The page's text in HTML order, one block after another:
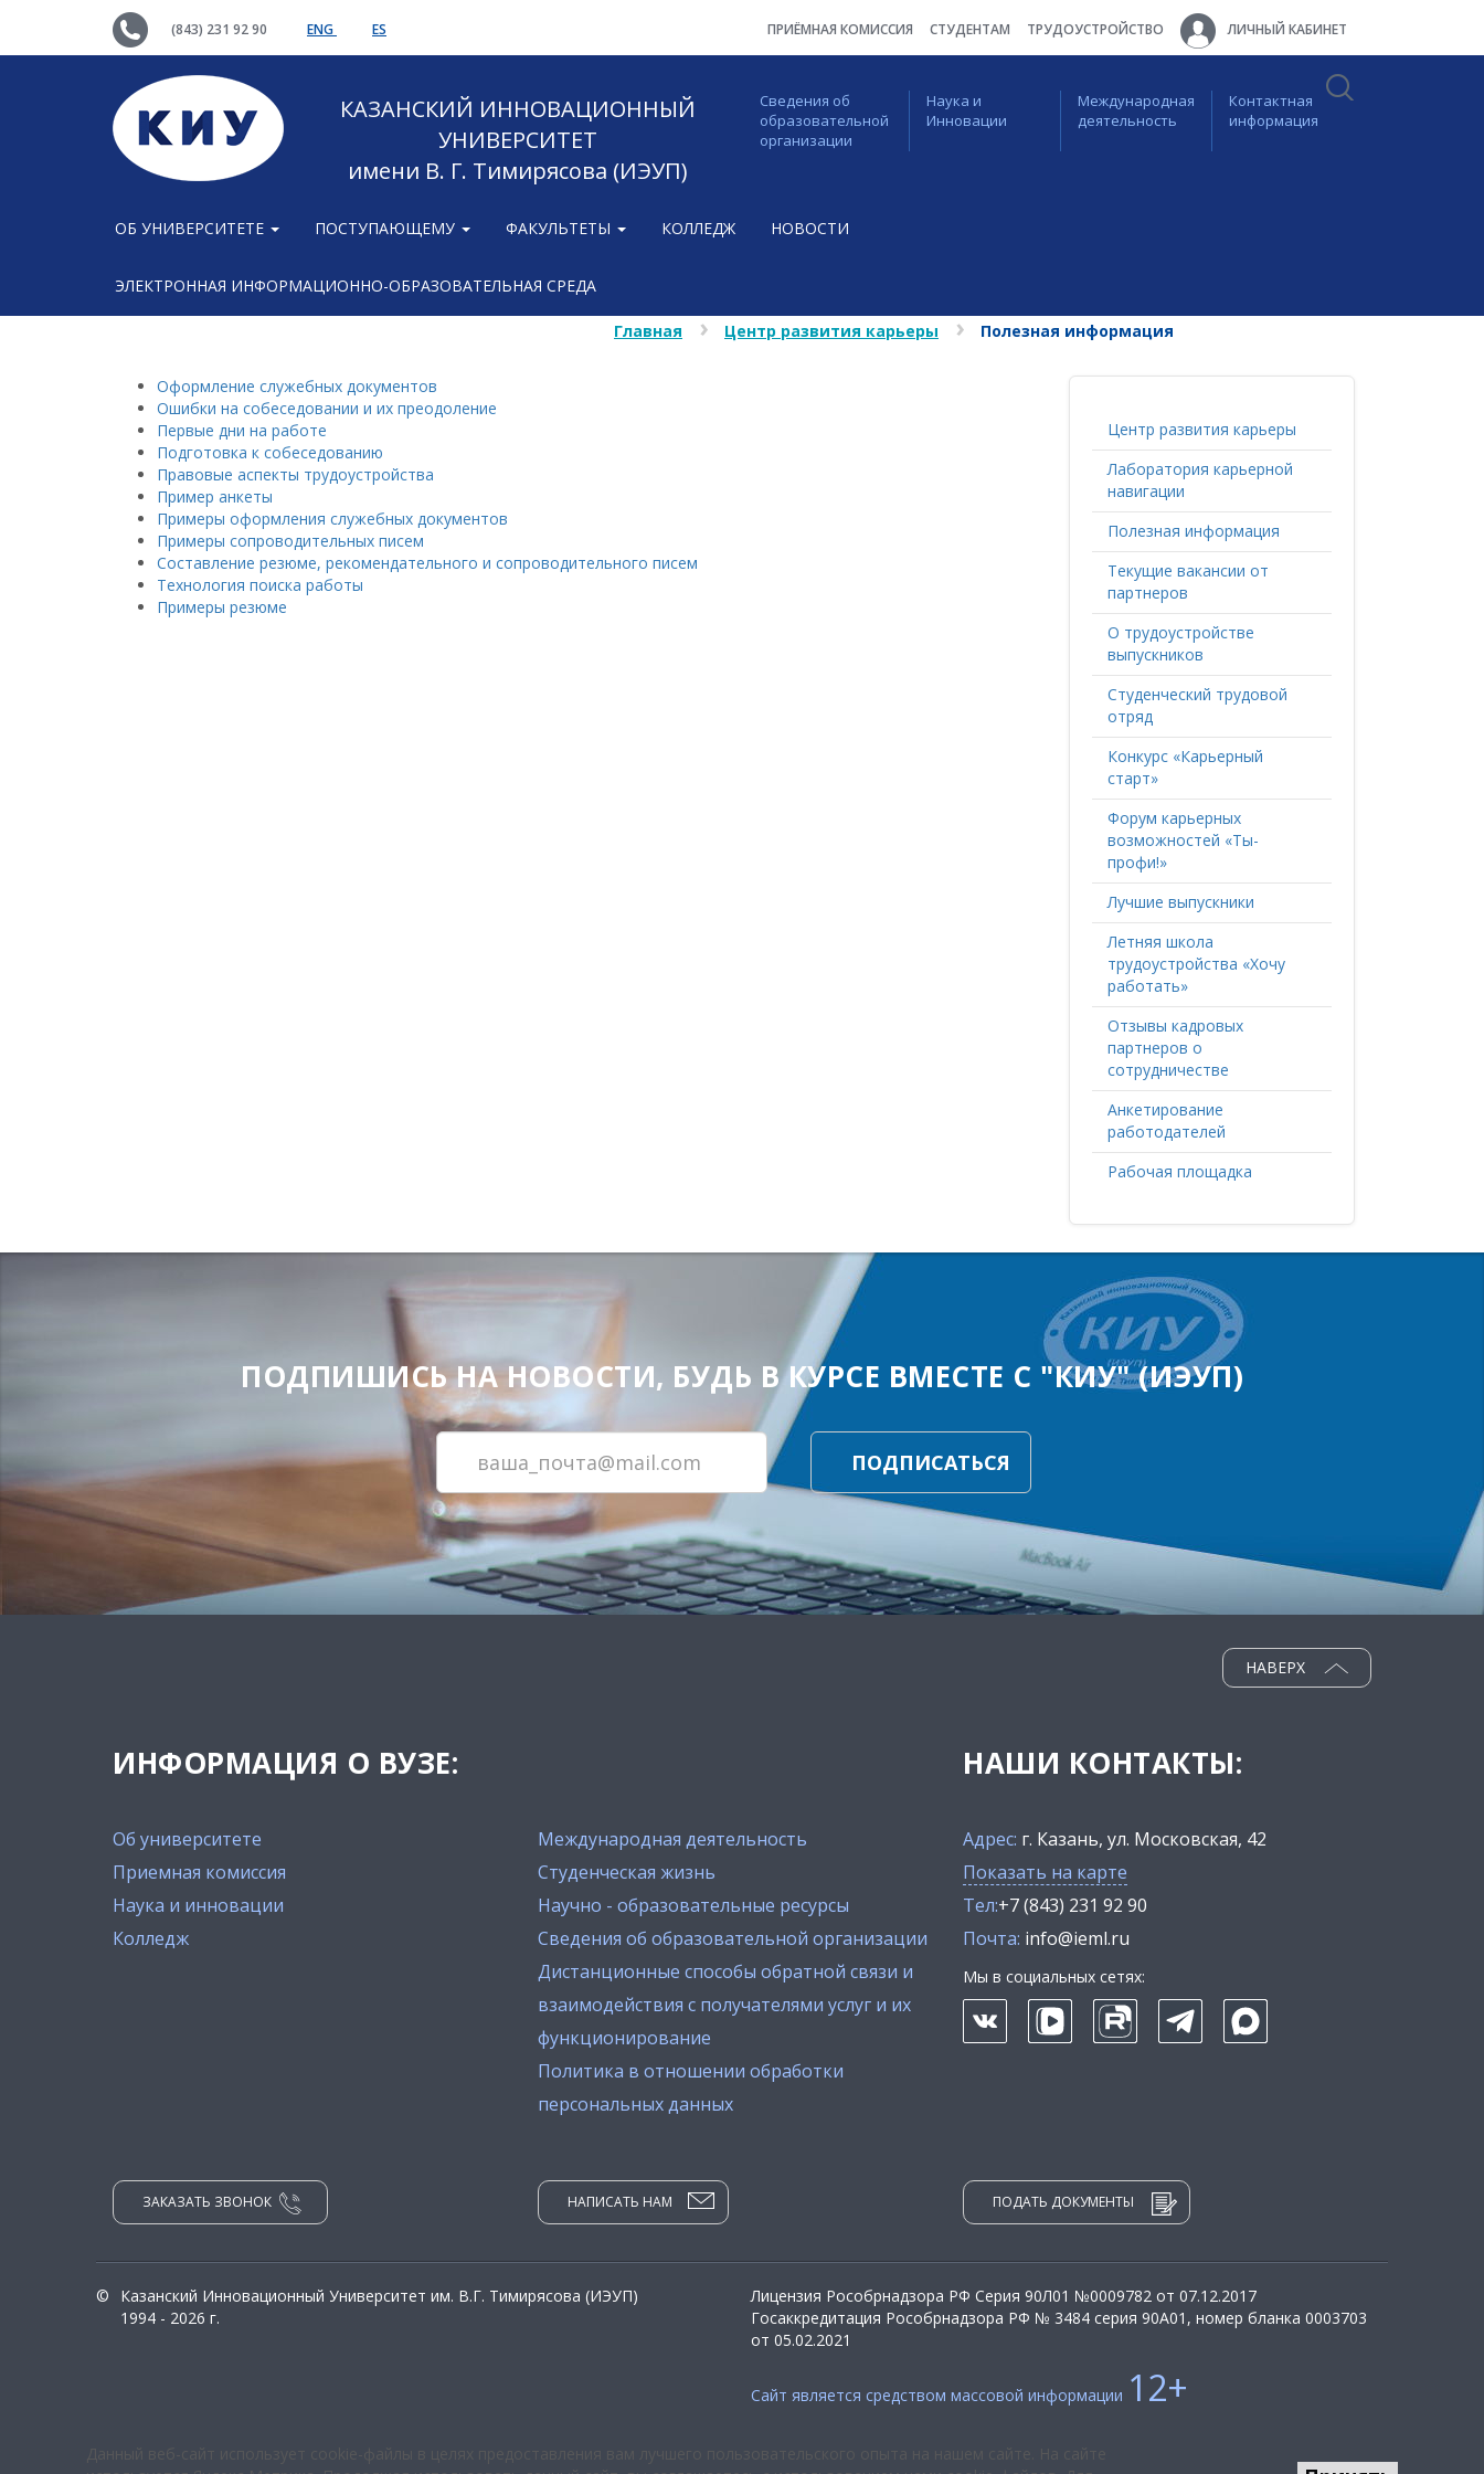
(843) 231 92 90 ENG ES ПРИЁМНАЯ КОМИССИЯ СТУДЕНТАМ ТРУДОУСТРОЙСТВО ЛИЧНЫЙ КАБИНЕТ
КАЗАНСКИЙ ИННОВАЦИОННЫЙ
УНИВЕРСИТЕТ
имени В. Г. Тимирясова (ИЭУП)
Сведения об
образовательной
организации
Наука и
Инновации
Международная
деятельность
Контактная
информация
ОБ УНИВЕРСИТЕТЕ ПОСТУПАЮЩЕМУ ФАКУЛЬТЕТЫ КОЛЛЕДЖ НОВОСТИ
ЭЛЕКТРОННАЯ ИНФОРМАЦИОННО-ОБРАЗОВАТЕЛЬНАЯ СРЕДА
Главная Центр развития карьеры Полезная информация
Оформление служебных документов
Ошибки на собеседовании и их преодоление
Первые дни на работе
Подготовка к собеседованию
Правовые аспекты трудоустройства
Пример анкеты
Примеры оформления служебных документов
Примеры сопроводительных писем
Составление резюме, рекомендательного и сопроводительного писем
Технология поиска работы
Примеры резюме
Центр развития карьеры
Лаборатория карьерной
навигации
Полезная информация
Текущие вакансии от
партнеров
О трудоустройстве
выпускников
Студенческий трудовой
отряд
Конкурс «Карьерный
старт»
Форум карьерных
возможностей «Ты-
профи!»
Лучшие выпускники
Летняя школа
трудоустройства «Хочу
работать»
Отзывы кадровых
партнеров о
сотрудничестве
Анкетирование
работодателей
Рабочая площадка
ПОДПИШИСЬ НА НОВОСТИ, БУДЬ В КУРСЕ ВМЕСТЕ С "КИУ" (ИЭУП)
ПОДПИСАТЬСЯ
ИНФОРМАЦИЯ О ВУЗЕ:
Об университете
Приемная комиссия
Наука и инновации
Колледж
Международная деятельность
Студенческая жизнь
Научно - образовательные ресурсы
Сведения об образовательной организации
Дистанционные способы обратной связи и
взаимодействия с получателями услуг и их
функционирование
Политика в отношении обработки
персональных данных
НАВЕРХ
НАШИ КОНТАКТЫ:
Адрес: г. Казань, ул. Московская, 42
Показать на карте
Тел:+7 (843) 231 92 90
Почта: info@ieml.ru
Мы в социальных сетях:
ЗАКАЗАТЬ ЗВОНОК НАПИСАТЬ НАМ ПОДАТЬ ДОКУМЕНТЫ
©
Казанский Инновационный Университет им. В.Г. Тимирясова (ИЭУП)
1994 - 2026 г.
Лицензия Рособрнадзора РФ Серия 90Л01 №0009782 от 07.12.2017
Госаккредитация Рособрнадзора РФ № 3484 серия 90А01, номер бланка 0003703
от 05.02.2021
Сайт является средством массовой информации 12+
Данный веб-сайт использует cookie-файлы в целях предоставления вам лучшего пользовательского опыта на нашем сайте. На сайте